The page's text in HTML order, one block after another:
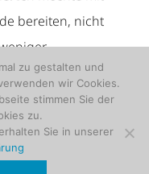
bereiten, nicht
zu gestalten und
wir Cookies.
stimmen Sie der
zu.
Sie in unserer